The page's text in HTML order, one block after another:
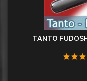
TANTO